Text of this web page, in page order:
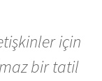
için
bir tatil